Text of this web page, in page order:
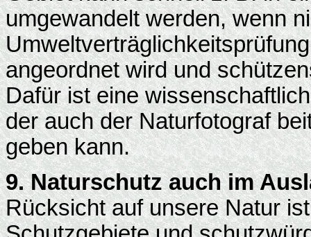
umgewandelt werden, wenn
angeordnet wird und
Dafür ist eine
der auch der Naturfotograf
geben kann.
9. Naturschutz auch im
Rücksicht auf unsere Natur